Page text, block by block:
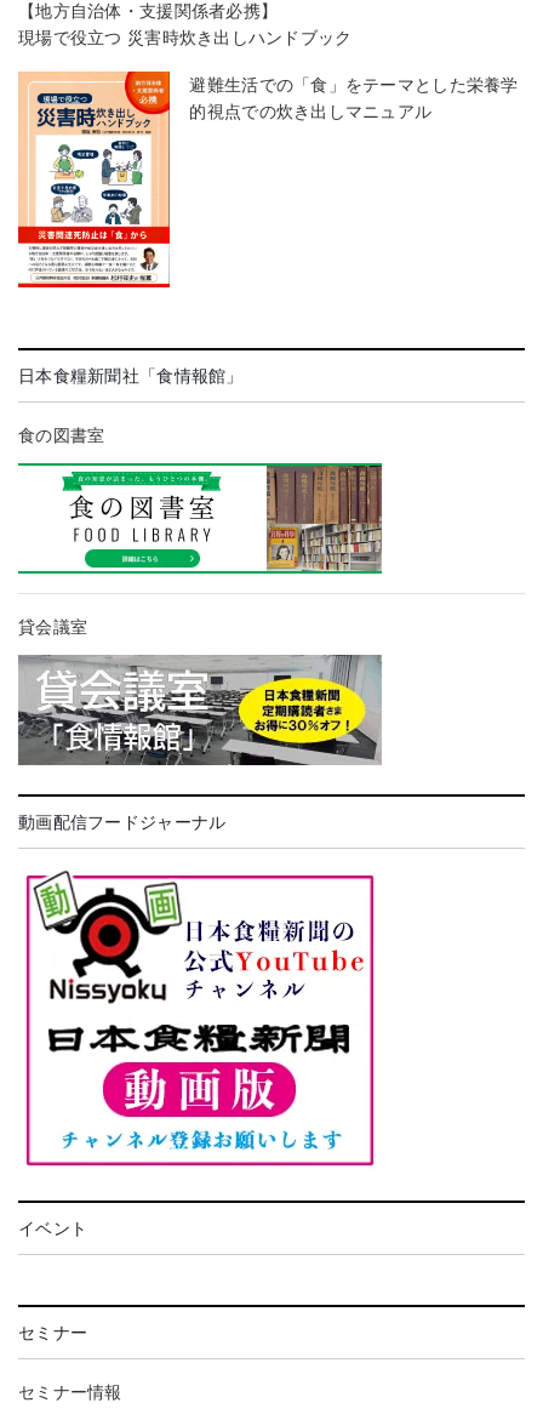
【地方自治体・支援関係者必携】
現場で役立つ 災害時炊き出しハンドブック
避難生活での「食」をテーマとした栄養学
的視点での炊き出しマニュアル
日本食糧新聞社「食情報館」
食の図書室
貸会議室
動画配信フードジャーナル
イベント
セミナー
セミナー情報